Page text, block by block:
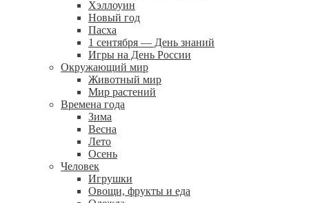
Хэллоуин
Новый год
Пасха
1 сентября — День знаний
Игры на День России
Окружающий мир
Животный мир
Мир растений
Времена года
Зима
Весна
Лето
Осень
Человек
Игрушки
Овощи, фрукты и еда